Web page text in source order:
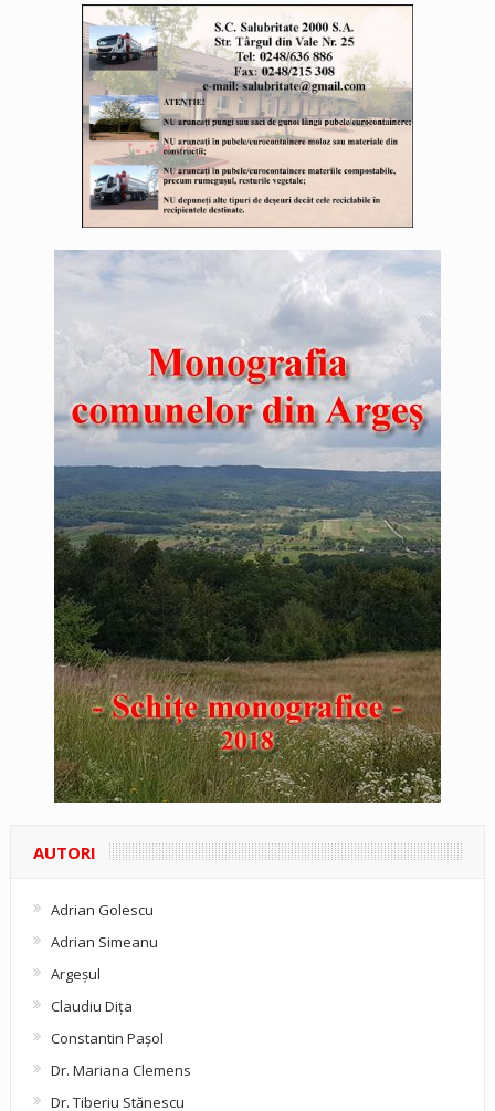
AUTORI
Adrian Golescu
Adrian Simeanu
Argeşul
Claudiu Diţa
Constantin Pașol
Dr. Mariana Clemens
Dr. Tiberiu Stănescu